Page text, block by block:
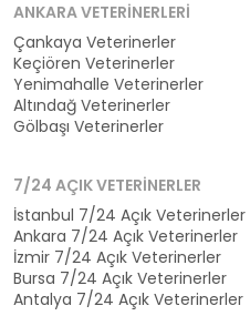
ANKARA VETERINERLERI
Çankaya Veterinerler
Keçiören Veterinerler
Yenimahalle Veterinerler
Altındağ Veterinerler
Gölbaşı Veterinerler
7/24 AÇIK VETERINERLER
İstanbul 7/24 Açık Veterinerler
Ankara 7/24 Açık Veterinerler
İzmir 7/24 Açık Veterinerler
Bursa 7/24 Açık Veterinerler
Antalya 7/24 Açık Veterinerler